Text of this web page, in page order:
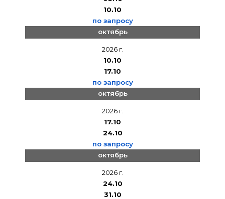
10.10
по запросу
октябрь
2026 г.
10.10
17.10
по запросу
октябрь
2026 г.
17.10
24.10
по запросу
октябрь
2026 г.
24.10
31.10